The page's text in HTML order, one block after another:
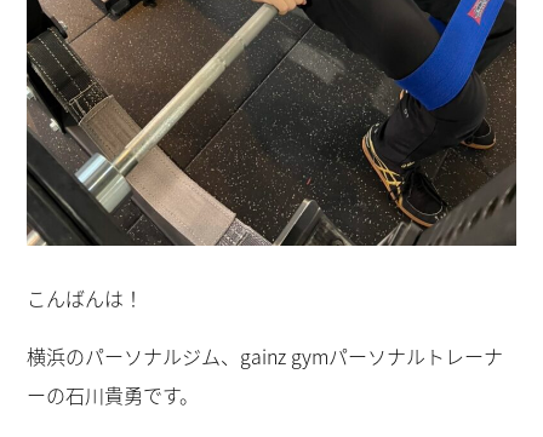
こんばんは！
横浜のパーソナルジム、gainz gymパーソナルトレーナ
ーの石川貴勇です。